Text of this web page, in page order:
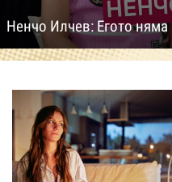
Ненчо Илчев: Егото няма